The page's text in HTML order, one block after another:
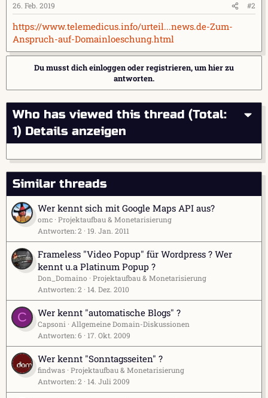
26. Feb. 2019 #2
https://www.telemedicus.info/urteil...news.de-Zum-
Anspruch-auf-Domainloeschung.html
Du musst dich einloggen oder registrieren, um hier zu
antworten.
Who has viewed this thread (Total:
1) Details anzeigen
Similar threads
Wer kennt sich mit Google Maps API aus?
omc Projektaufbau & Monetarisierung
Antworten 2 19. Jan. 2011
Frameless "Video Popup" für Wordpress ? Wer
kennt u.a Platinum Popup ?
Don_Domaino
Projektaufbau & Monetarisierung
Antworten 2 14. Dez. 2010
C Wer kennt "automatische Blogs" ?
Capsoni
Allgemeine Domain-Diskussionen
Antworten 6 17. Okt. 2009
Wer kennt "Sonntagsseiten" ?
findwas Projektaufbau & Monetarisierung
Antworten 2 14. Juli 2009